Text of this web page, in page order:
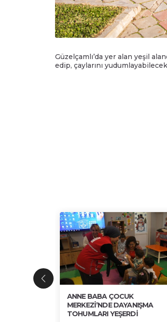
Güzelçamlı’da yer alan yeşil
edip, çaylarını
ANNE BABA ÇOCUK
MERKEZİ’NDE DAYANIŞMA
TOHUMLARI YEŞERDİ